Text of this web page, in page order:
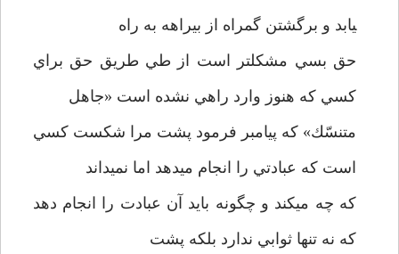
يابد و برگشتن گمراه از بيراهه به راه
حق بسي مشكلتر است از طي طريق حق براي
كسي كه هنوز وارد راهي نشده است «جاهل
متنسّك» كه پيامبر فرمود پشت مرا شكست كسي
است كه عبادتي را انجام مي­دهد اما نمي­داند
كه چه ميكند و چگونه بايد آن عبادت را انجام دهد
كه نه تنها ثوابي ندارد بلكه پشت